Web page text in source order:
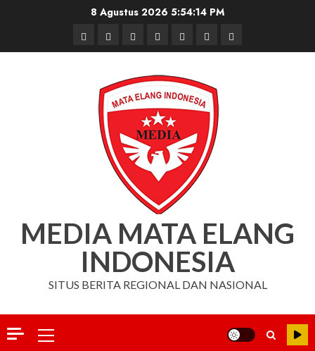
8 Agustus 2026 5:54:14 PM
BerandaNasionalDaerahHukum
dan
Kriminal
Pendidikan
Box
Redaksi
Iklan
MEDIA MATA ELANG
INDONESIA
SITUS BERITA REGIONAL DAN NASIONAL
Primary